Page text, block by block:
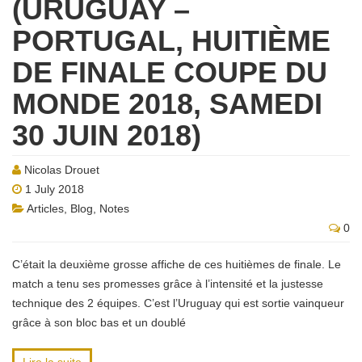
(URUGUAY –
PORTUGAL, HUITIÈME
DE FINALE COUPE DU
MONDE 2018, SAMEDI
30 JUIN 2018)
Nicolas Drouet
1 July 2018
Articles Blog
Notes
0
C’était la deuxième grosse affiche de ces huitièmes de finale. Le
match a tenu ses promesses grâce à l’intensité et la justesse
technique des 2 équipes. C’est l’Uruguay qui est sortie vainqueur
grâce à son bloc bas et un doublé